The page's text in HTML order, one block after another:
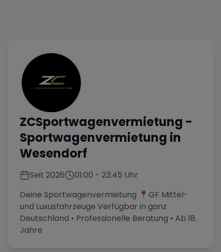
ZCSportwagenvermietung -
Sportwagenvermietung in
Wesendorf
Seit 2026 01:00 - 23:45 Uhr
Deine Sportwagenvermietung 📍GF Mittel-
und Luxusfahrzeuge Verfügbar in ganz
Deutschland • Professionelle Beratung • Ab 18.
Jahre